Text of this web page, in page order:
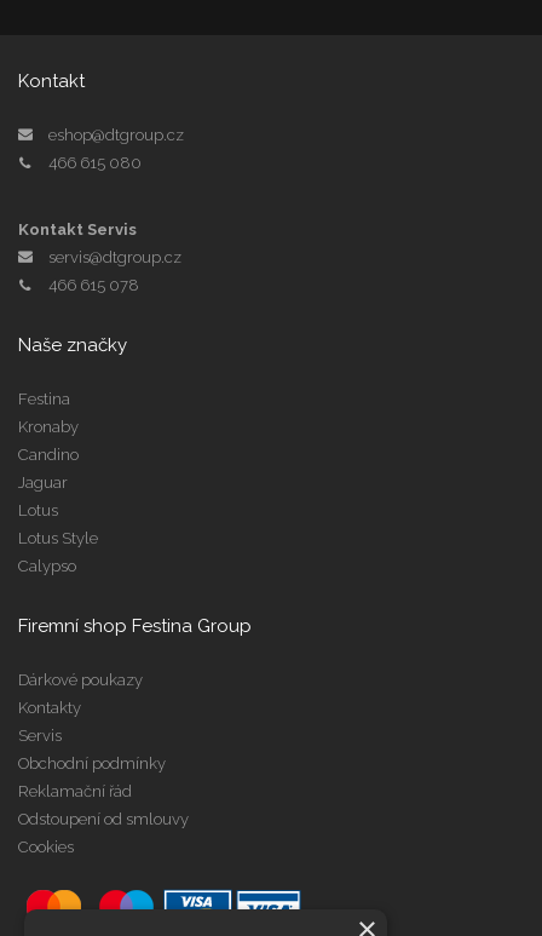
Kontakt
eshop@dtgroup.cz
466 615 080
Kontakt Servis
servis@dtgroup.cz
466 615 078
Naše značky
Festina
Kronaby
Candino
Jaguar
Lotus
Lotus Style
Calypso
Firemní shop Festina Group
Dárkové poukazy
Kontakty
Servis
Obchodní podmínky
Reklamační řád
Odstoupení od smlouvy
Cookies